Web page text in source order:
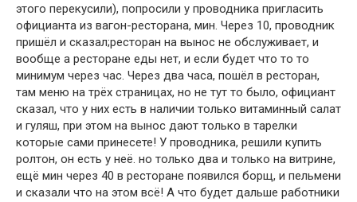
этого перекусили), попросили у проводника пригласить
официанта из вагон-ресторана, мин. Через 10, проводник
пришёл и сказал;ресторан на вынос не обслуживает, и
вообще а ресторане еды нет, и если будет что то то
минимум через час. Через два часа, пошёл в ресторан,
там меню на трёх страницах, но не тут то было, официант
сказал, что у них есть в наличии только витаминный салат
и гуляш, при этом на вынос дают только в тарелки
которые сами принесете! У проводника, решили купить
ролтон, он есть у неё. но только два и только на витрине,
ещё мин через 40 в ресторане появился борщ, и пельмени
и сказали что на этом всё! А что будет дальше работники